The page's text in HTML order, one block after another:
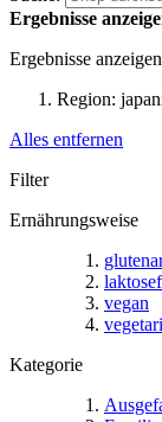
Ergebnisse
Ergebnisse anzeigen
Region:
Alles entfernen
Filter
Ernährungsweise
vegan
Kategorie